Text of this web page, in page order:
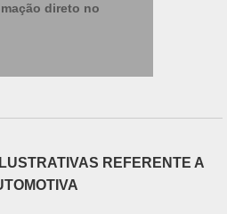
direto no
REFERENTE A